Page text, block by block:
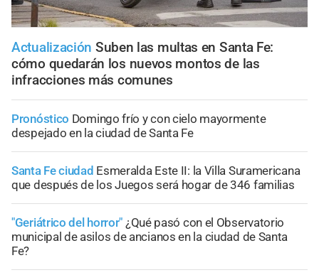
Actualización Suben las multas en Santa Fe:
cómo quedarán los nuevos montos de las
infracciones más comunes
Pronóstico Domingo frío y con cielo mayormente
despejado en la ciudad de Santa Fe
Santa Fe ciudad Esmeralda Este II: la Villa Suramericana
que después de los Juegos será hogar de 346 familias
"Geriátrico del horror" ¿Qué pasó con el Observatorio
municipal de asilos de ancianos en la ciudad de Santa
Fe?